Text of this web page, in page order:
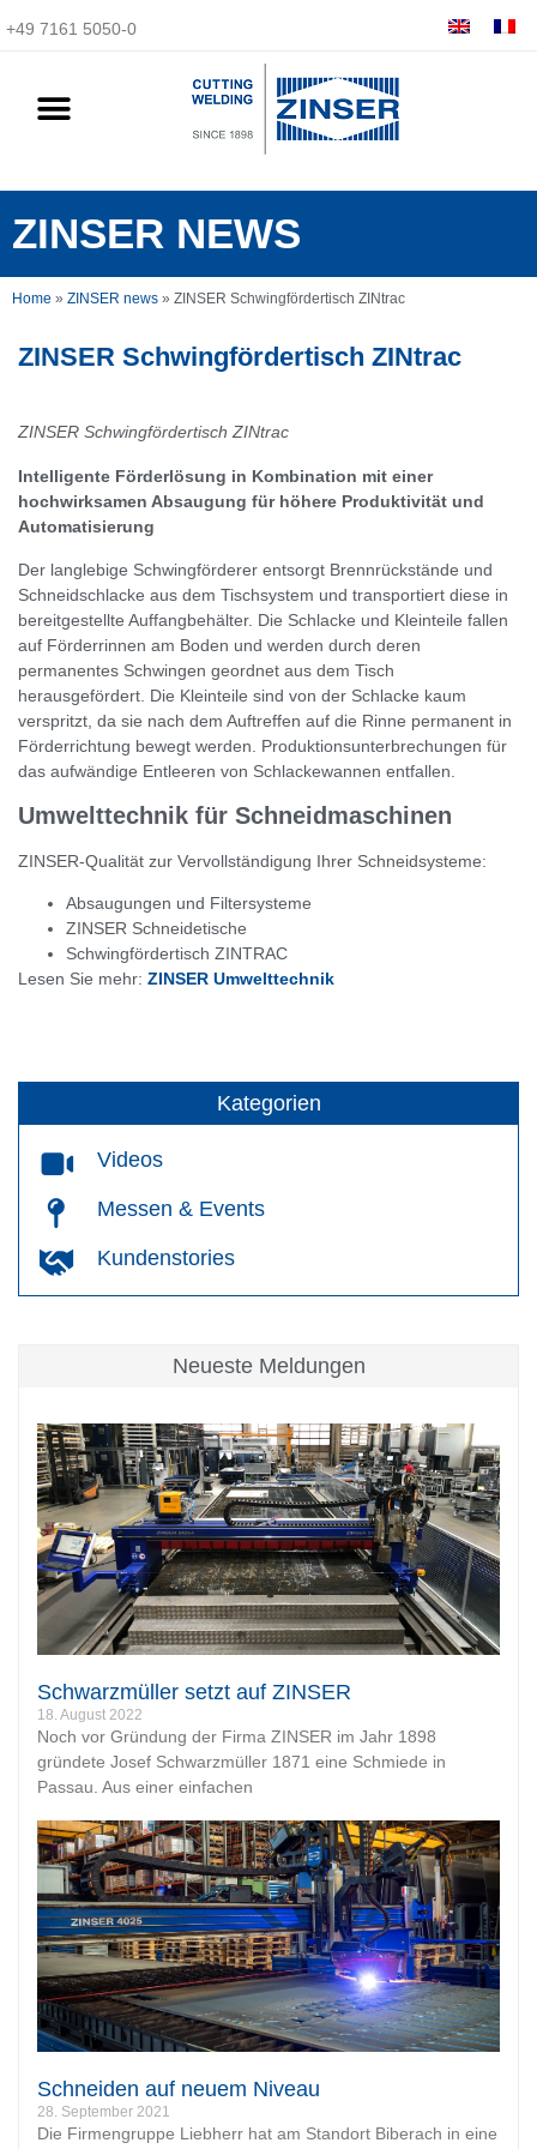
+49 7161 5050-0
ZINSER NEWS
Home » ZINSER news » ZINSER Schwingfördertisch ZINtrac
ZINSER Schwingfördertisch ZINtrac
ZINSER Schwingfördertisch ZINtrac
Intelligente Förderlösung in Kombination mit einer
hochwirksamen Absaugung für höhere Produktivität und
Automatisierung
Der langlebige Schwingförderer entsorgt Brennrückstände und
Schneidschlacke aus dem Tischsystem und transportiert diese in
bereitgestellte Auffangbehälter. Die Schlacke und Kleinteile fallen
auf Förderrinnen am Boden und werden durch deren
permanentes Schwingen geordnet aus dem Tisch
herausgefördert. Die Kleinteile sind von der Schlacke kaum
verspritzt, da sie nach dem Auftreffen auf die Rinne permanent in
Förderrichtung bewegt werden. Produktionsunterbrechungen für
das aufwändige Entleeren von Schlackewannen entfallen.
Umwelttechnik für Schneidmaschinen
ZINSER-Qualität zur Vervollständigung Ihrer Schneidsysteme:
Absaugungen und Filtersysteme
ZINSER Schneidetische
Schwingfördertisch ZINTRAC
Lesen Sie mehr: ZINSER Umwelttechnik
Kategorien
Videos
Messen & Events
Kundenstories
Neueste Meldungen
Schwarzmüller setzt auf ZINSER
18. August 2022
Noch vor Gründung der Firma ZINSER im Jahr 1898
gründete Josef Schwarzmüller 1871 eine Schmiede in
Passau. Aus einer einfachen
Schneiden auf neuem Niveau
28. September 2021
Die Firmengruppe Liebherr hat am Standort Biberach in eine